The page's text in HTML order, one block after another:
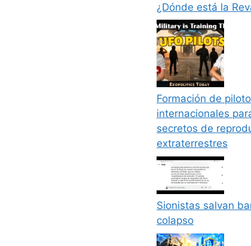
¿Dónde está la
Formación de
internacionales
secretos de
extraterrestres
Sionistas salvan
colapso